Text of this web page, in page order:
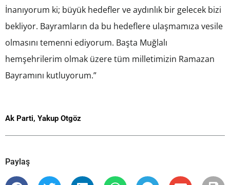
İnanıyorum ki; büyük hedefler ve aydınlık bir gelecek bizi
bekliyor. Bayramların da bu hedeflere ulaşmamıza vesile
olmasını temenni ediyorum. Başta Muğlalı
hemşehrilerim olmak üzere tüm milletimizin Ramazan
Bayramını kutluyorum.”
Ak Parti, Yakup Otgöz
Paylaş